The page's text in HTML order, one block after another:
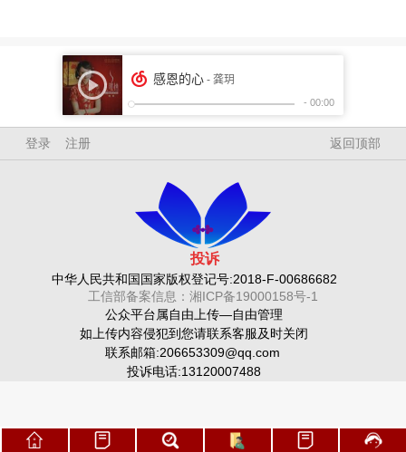
登录 注册 返回顶部
投诉
中华人民共和国国家版权登记号:2018-F-00686682
工信部备案信息：湘ICP备19000158号-1
公众平台属自由上传—自由管理
如上传内容侵犯到您请联系客服及时关闭
联系邮箱:206653309@qq.com
投诉电话:13120007488